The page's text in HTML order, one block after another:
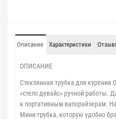
Описание Характеристики
ОПИСАНИЕ
Стеклянная трубка для курения
«стелс девайс» ручной работы.
к портативным вапорайзерам.
Мини-трубка, которую удобно